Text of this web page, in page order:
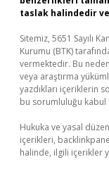
taslak halindedir
Sitemiz, 5651 Sayılı
Kurumu (BTK)
vermektedir. Bu
veya araştırma
yazdıkları içeriklerin
bu sorumluluğu kabul
Hukuka ve yasal
içerikleri,
halinde, ilgili içerikler